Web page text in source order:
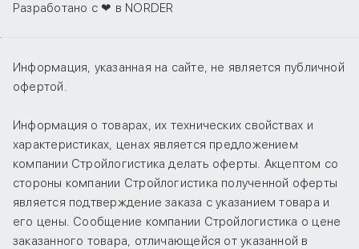
Разработано с ❤ в NORDER
Информация, указанная на сайте, не является публичной
офертой.
Информация о товарах, их технических свойствах и
характеристиках, ценах является предложением
компании Стройлогистика делать оферты. Акцептом со
стороны компании Стройлогистика полученной оферты
является подтверждение заказа с указанием товара и
его цены. Сообщение компании Стройлогистика о цене
заказанного товара, отличающейся от указанной в